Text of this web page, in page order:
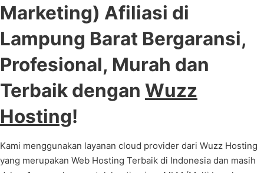
Marketing) Afiliasi di
Lampung Barat Bergaransi,
Profesional, Murah dan
Terbaik dengan Wuzz
Hosting!
Kami menggunakan layanan cloud provider dari Wuzz Hosting
yang merupakan Web Hosting Terbaik di Indonesia dan masih